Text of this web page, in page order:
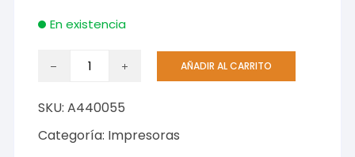
En existencia
Epson
L15150
A3
AÑADIR AL CARRITO
SKU:A440055
Categoría: Impresoras